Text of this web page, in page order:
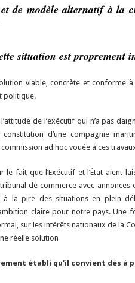
de modèle alternatif à la
situation est proprement
viable, concrète et conforme
politique.
de l’exécutif qui n’a pas
d’une compagnie
ad hoc vouée à ces
fait que l’Exécutif et l’État aient
de commerce avec annonces
à la pire des situations en plein
claire pour notre pays. Une
sur les intérêts nationaux de la
réelle solution
établi qu’il convient dès à